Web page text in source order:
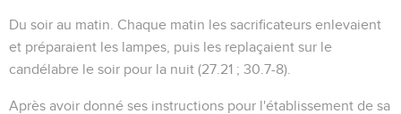
Du soir au matin . Chaque matin les sacrificateurs enlevaient
et préparaient les lampes, puis les replaçaient sur le
candélabre le soir pour la nuit (27.21 ; 30.7-8).
Après avoir donné ses instructions pour l'établissement de sa